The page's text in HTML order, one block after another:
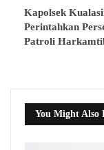
Kapolsek
Perintahkan
Patroli
You Might Also